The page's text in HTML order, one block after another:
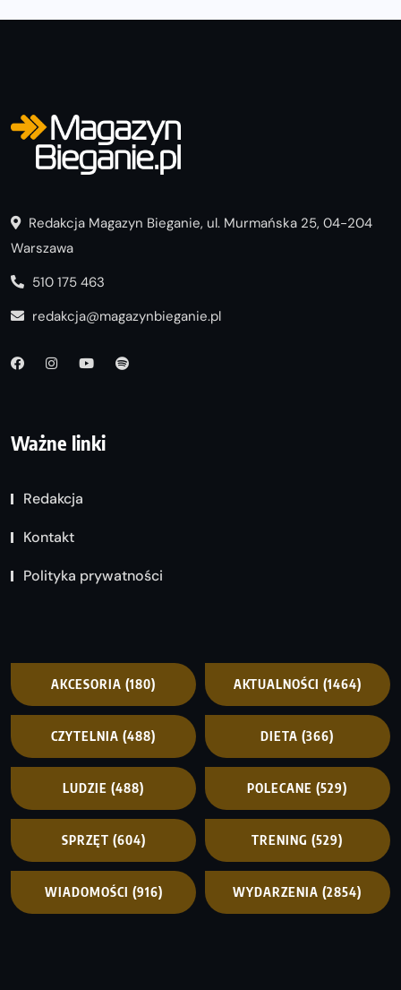
Redakcja Magazyn Bieganie, ul. Murmańska 25, 04-204
Warszawa
510 175 463
redakcja@magazynbieganie.pl
Ważne linki
Redakcja
Kontakt
Polityka prywatności
AKCESORIA (180) AKTUALNOŚCI (1464)
CZYTELNIA (488) DIETA (366)
LUDZIE (488) POLECANE (529)
SPRZĘT (604) TRENING (529)
WIADOMOŚCI (916) WYDARZENIA (2854)